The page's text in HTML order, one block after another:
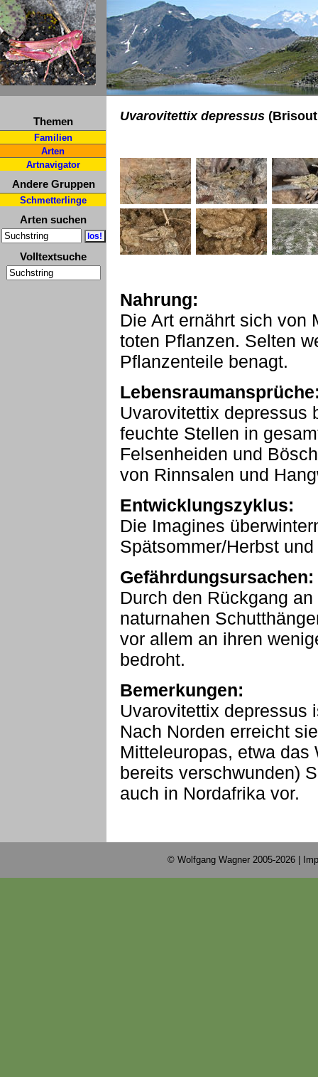
Themen
Familien
Arten
Artnavigator
Andere Gruppen
Schmetterlinge
Arten suchen
Volltextsuche
Uvarovitettix depressus
Nahrung:
Die Art ernährt sich von
toten Pflanzen. Selten
Pflanzenteile benagt.
Uvarovitettix depressus
feuchte Stellen in
Felsenheiden und
von Rinnsalen und
Entwicklungszyklus:
Die Imagines
Spätsommer/Herbst
Gefährdungsursachen:
Durch den Rückgang
naturnahen
vor allem an ihren
bedroht.
Bemerkungen:
Uvarovitettix depressus
Nach Norden erreicht
Mitteleuropas, etwa
bereits verschwunden)
auch in Nordafrika vor.
© Wolfgang Wagner 2005-2026 |